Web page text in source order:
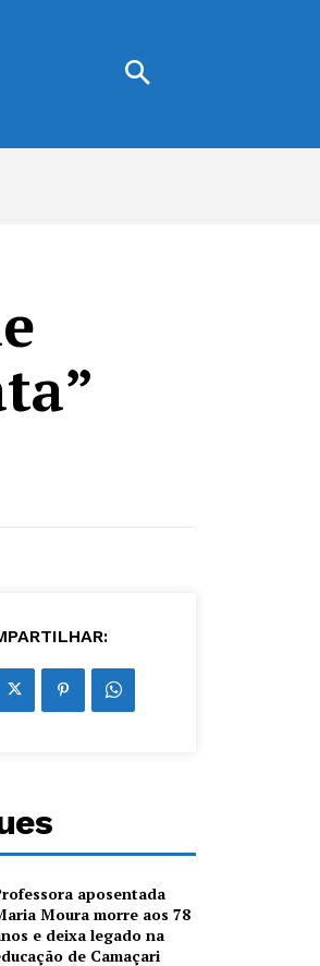
aposentada
Moura morre aos 78
e deixa legado na
de Camaçari